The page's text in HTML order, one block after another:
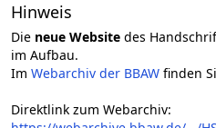
Hinweis
Die neue Website des
im Aufbau.
Im Webarchiv der BBAW finden
Direktlink zum Webarchiv: